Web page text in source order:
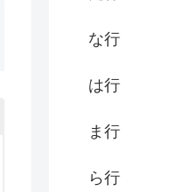
な行
は行
ま行
ら行